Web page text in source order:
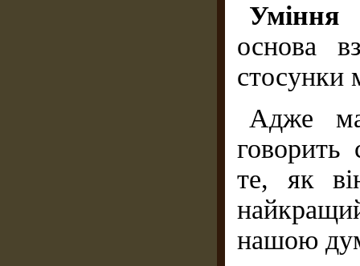
Уміння
основа
стосунки
Адже
говорить
те, як
нашою